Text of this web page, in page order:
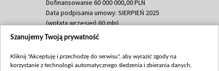
Dofinansowanie 60 000 000,00 PLN
Data podpisania umowy: SIERPIEŃ 2025
(wpłata wrzesień 60 mln)
Dofinansowanie 635 783 051,21 PLN
(wpłata wrzesień 100 mln, październik 350
Szanujemy Twoją prywatność
Kliknij "Akceptuję i przechodzę do serwisu", aby wyrazić zgody na
korzystanie z technologii automatycznego śledzenia i zbierania danych,